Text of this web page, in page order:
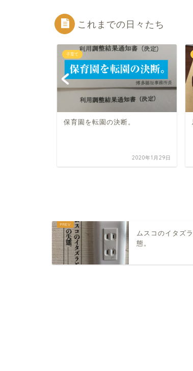
これまでの日々たち
子育て
保育園を転園の決断。
2020年1月29日
ムスコのイタズ
態。